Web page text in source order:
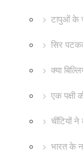
टापुओं के
सिर
क्या
एक पक्षी
चींटियों
भारत के